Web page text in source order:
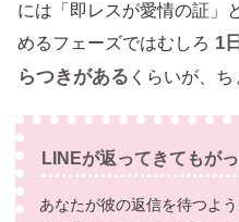
には「即レスが愛情の証」
めるフェーズではむしろ 1
らつきがある くらいが、ち
LINEが返ってきてもが
あなたが彼の返信を待つよ